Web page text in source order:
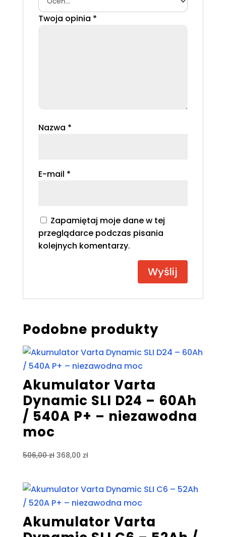
Twoja opinia *
Nazwa *
E-mail *
Zapamiętaj moje dane w tej
przeglądarce podczas pisania
kolejnych komentarzy.
Podobne produkty
Akumulator Varta
Dynamic SLI D24 – 60Ah
/ 540A P+ – niezawodna
moc
506,00zł Pierwotna
506,00 zł.
368,00 złAktualna
368,00 zł.
Akumulator Varta